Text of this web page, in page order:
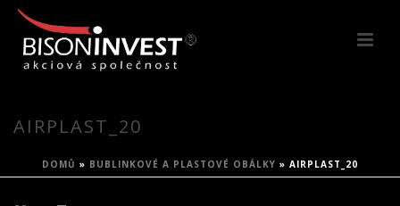
AIRPLAST_20
DOMŮ » BUBLINKOVÉ A PLASTOVÉ OBÁLKY » AIRPLAST_20